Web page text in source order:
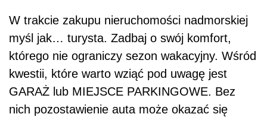
W trakcie zakupu nieruchomości nadmorskiej
myśl jak… turysta. Zadbaj o swój komfort,
którego nie ograniczy sezon wakacyjny. Wśród
kwestii, które warto wziąć pod uwagę jest
GARAŻ lub MIEJSCE PARKINGOWE. Bez
nich pozostawienie auta może okazać się